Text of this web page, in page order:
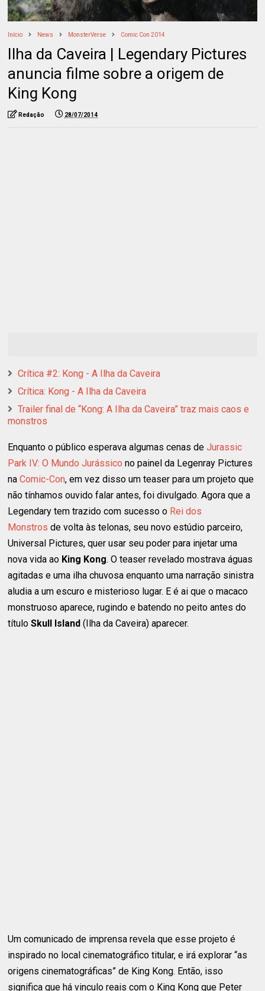
Início News MonsterVerse Comic Con 2014
Ilha da Caveira | Legendary Pictures
anuncia filme sobre a origem de
King Kong
Redação 28/07/2014
Crítica #2: Kong - A Ilha da Caveira
Crítica: Kong - A Ilha da Caveira
Trailer final de “Kong: A Ilha da Caveira” traz mais caos e
monstros
Enquanto o público esperava algumas cenas deJurassic
Park IV: O Mundo Jurássico no painel da Legenray Pictures
naComic-Con, em vez disso um teaser para um projeto que
não tínhamos ouvido falar antes, foi divulgado. Agora que a
Legendary tem trazido com sucesso o Rei dos
Monstros de volta às telonas, seu novo estúdio parceiro,
Universal Pictures, quer usar seu poder para injetar uma
nova vida ao King Kong. O teaser revelado mostrava águas
agitadas e uma ilha chuvosa enquanto uma narração sinistra
aludia a um escuro e misterioso lugar. E é ai que o macaco
monstruoso aparece, rugindo e batendo no peito antes do
título Skull Island (Ilha da Caveira) aparecer.
Um comunicado de imprensa revela que esse projeto é
inspirado no local cinematográfico titular, e irá explorar “as
origens cinematográficas” de King Kong. Então, isso
significa que há vinculo reais com o King Kong que Peter